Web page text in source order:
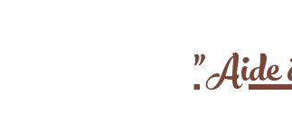
"Aide